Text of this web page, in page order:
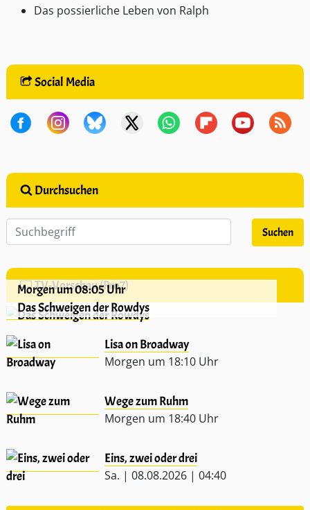
Das possierliche Leben von Ralph
Social Media
Durchsuchen
TV-Vorschau (Pro7)
Morgen um 08:05 Uhr
Das Schweigen der Rowdys
Lisa on Broadway
Morgen um 18:10 Uhr
Wege zum Ruhm
Morgen um 18:40 Uhr
Eins, zwei oder drei
Sa. | 08.08.2026 | 04:40